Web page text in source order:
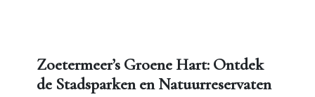
Zoetermeer’s Groene Hart: Ontdek
de Stadsparken en Natuurreservaten